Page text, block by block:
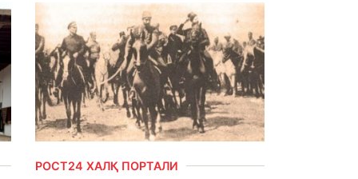
РОСТ24 ХАЛҚ ПОРТАЛИ